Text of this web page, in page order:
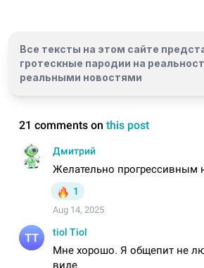
Все тексты на этом сайте
гротескные пародии на
реальными новостями